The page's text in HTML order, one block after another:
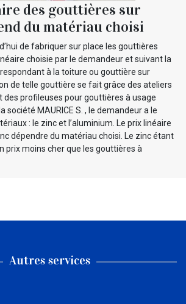
des gouttières sur
du matériau choisi
de fabriquer sur place les gouttières
choisie par le demandeur et suivant la
à la toiture ou gouttière sur
de telle gouttière se fait grâce des ateliers
profileuses pour gouttières à usage
société MAURICE S. , le demandeur a le
: le zinc et l’aluminium. Le prix linéaire
dépendre du matériau choisi. Le zinc étant
prix moins cher que les gouttières à
Autres services